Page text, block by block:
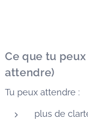
Ce que tu
attendre)
Tu peux attendre :
plus de